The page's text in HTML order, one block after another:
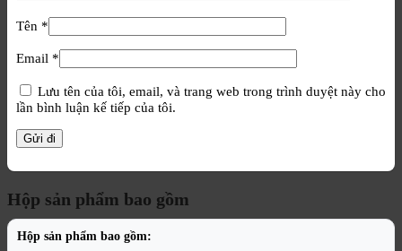
Tên *
Email *
Lưu tên của tôi, email, và trang web trong trình duyệt này cho
lần bình luận kế tiếp của tôi.
Hộp sản phẩm bao gồm
Hộp sản phẩm bao gồm: